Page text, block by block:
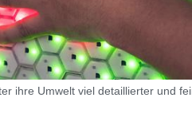
ihre Umwelt viel detaillierter und